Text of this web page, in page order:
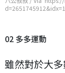
02 多多運動
雖然對於大